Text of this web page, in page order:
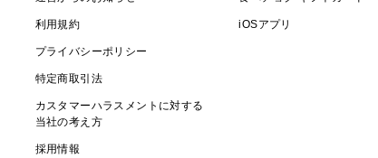
利用規約
プライバシーポリシー
特定商取引法
カスタマーハラスメントに対する
当社の考え方
採用情報
iOSアプリ